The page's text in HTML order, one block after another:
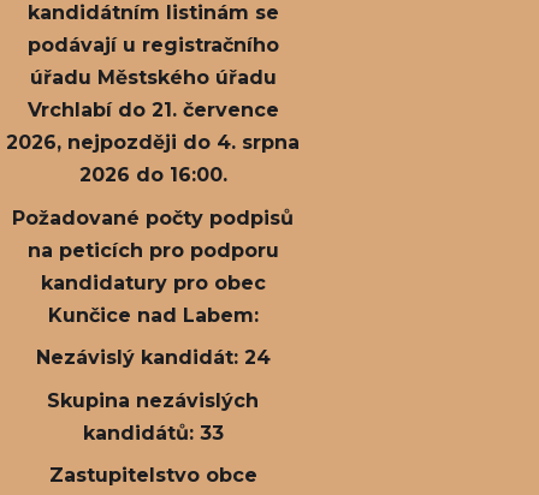
kandidátním listinám se
podávají u registračního
úřadu Městského úřadu
Vrchlabí do 21. července
2026, nejpozději do 4. srpna
2026 do 16:00.
Požadované počty podpisů
na peticích pro podporu
kandidatury pro obec
Kunčice nad Labem:
Nezávislý kandidát: 24
Skupina nezávislých
kandidátů: 33
Zastupitelstvo obce